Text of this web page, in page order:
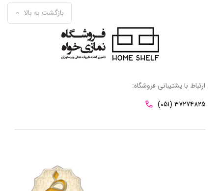
بازگشت به بالا
ارتباط با پشتیبانی فروشگاه:
(051) 37274825